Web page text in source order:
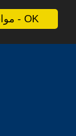
موافق - OK